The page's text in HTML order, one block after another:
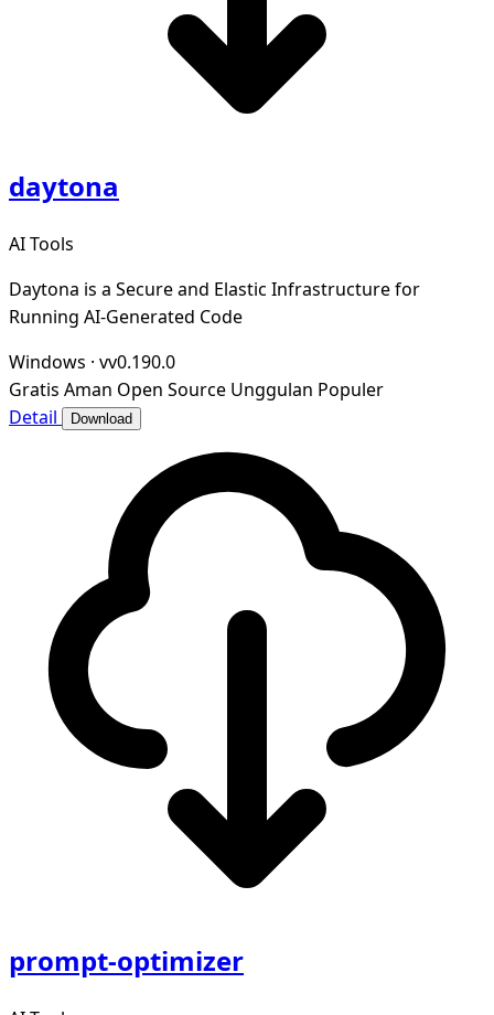
daytona
AI Tools
Daytona is a Secure and Elastic Infrastructure for
Running AI-Generated Code
Windows · vv0.190.0
Gratis Aman Open Source Unggulan Populer
Detail
Download
prompt-optimizer